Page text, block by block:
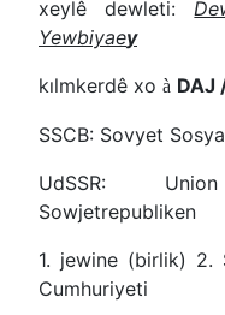
xeylê dewleti:
Yewbiyaey
kılmkerdê xo à DAJ
SSCB: Sovyet
UdSSR:
Sowjetrepubliken
1. jewine (birlik) 2.
Cumhuriyeti